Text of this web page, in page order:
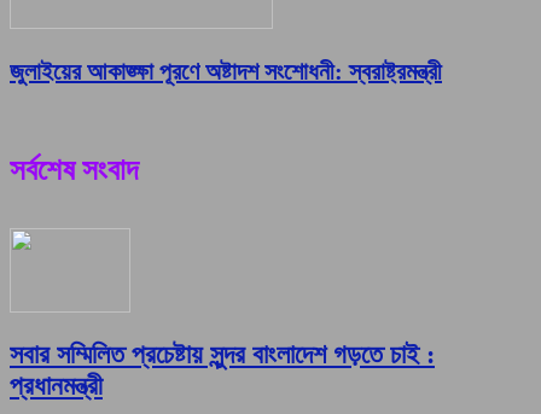
জুলাইয়ের আকাঙ্ক্ষা পূরণে অষ্টাদশ সংশোধনী: স্বরাষ্ট্রমন্ত্রী
সর্বশেষ সংবাদ
সবার সম্মিলিত প্রচেষ্টায় সুন্দর বাংলাদেশ গড়তে চাই :
প্রধানমন্ত্রী